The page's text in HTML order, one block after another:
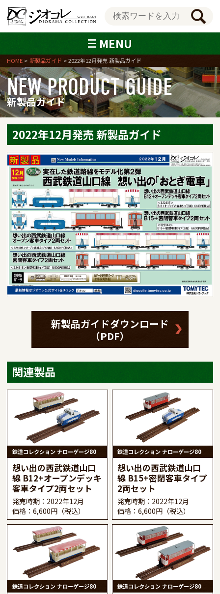
MENU
HOME 新製品ガイド 2022年12月発売 新製品ガイド
NEW PRODUCT GUIDE
新製品ガイド
2022年12月発売 新製品ガイド
新製品ガイドダウンロード
（PDF）
関連製品
鉄道コレクション ナローゲージ80
想い出の西武鉄道山口
線 B12+オープンデッキ
客車タイプ2両セット
発売時期：2022年12月
価格：6,600円（税込）
鉄道コレクション ナローゲージ80
想い出の西武鉄道山口
線 B15+密閉客車タイプ
2両セット
発売時期：2022年12月
価格：6,600円（税込）
鉄道コレクション ナローゲージ80 鉄道コレクション ナローゲージ80